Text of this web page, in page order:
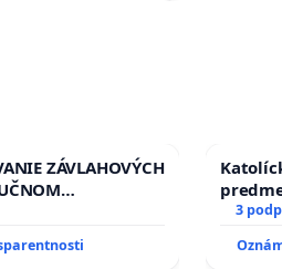
ZÁVLAHOVÝCH
KONTROLOU
& žiadosť na
stavu
17)]
3